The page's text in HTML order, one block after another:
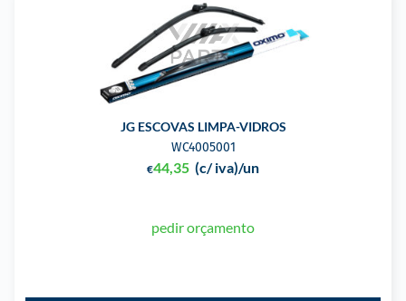
JG ESCOVAS LIMPA-VIDROS
WC4005001
€44,35 (c/ iva)/un
pedir orçamento